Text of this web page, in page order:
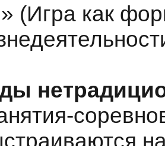
(Игра как